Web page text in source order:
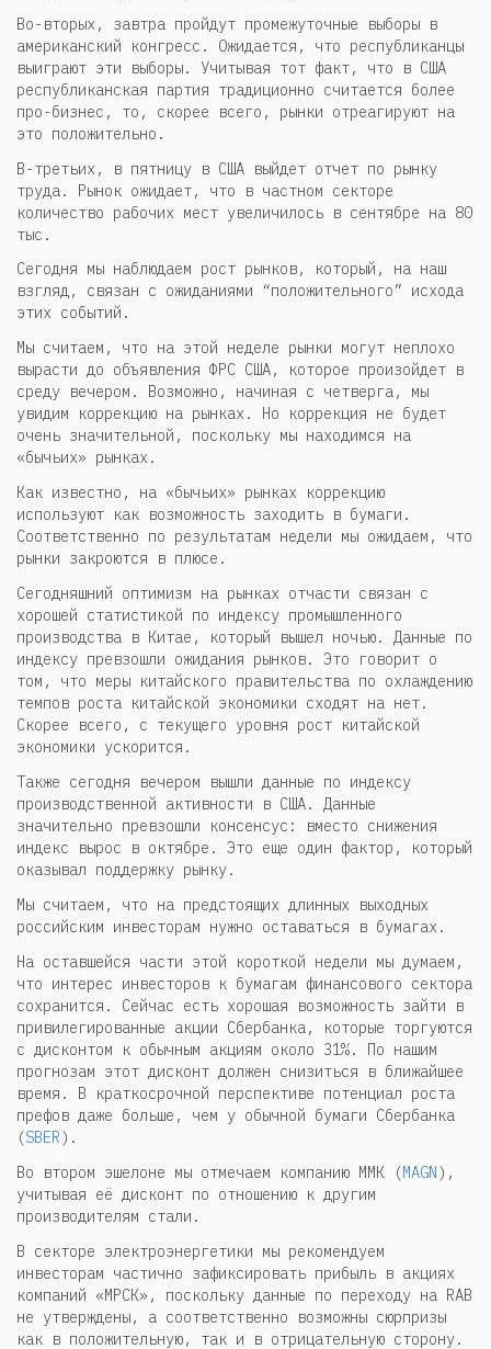
Во-вторых, завтра пройдут промежуточные выборы в
американский конгресс. Ожидается, что республиканцы
выиграют эти выборы. Учитывая тот факт, что в США
республиканская партия традиционно считается более
про-бизнес, то, скорее всего, рынки отреагируют на
это положительно.
В-третьих, в пятницу в США выйдет отчет по рынку
труда. Рынок ожидает, что в частном секторе
количество рабочих мест увеличилось в сентябре на 80
тыс.
Сегодня мы наблюдаем рост рынков, который, на наш
взгляд, связан с ожиданиями “положительного” исхода
этих событий.
Мы считаем, что на этой неделе рынки могут неплохо
вырасти до объявления ФРС США, которое произойдет в
среду вечером. Возможно, начиная с четверга, мы
увидим коррекцию на рынках. Но коррекция не будет
очень значительной, поскольку мы находимся на
«бычьих» рынках.
Как известно, на «бычьих» рынках коррекцию
используют как возможность заходить в бумаги.
Соответственно по результатам недели мы ожидаем, что
рынки закроются в плюсе.
Сегодняшний оптимизм на рынках отчасти связан с
хорошей статистикой по индексу промышленного
производства в Китае, который вышел ночью. Данные по
индексу превзошли ожидания рынков. Это говорит о
том, что меры китайского правительства по охлаждению
темпов роста китайской экономики сходят на нет.
Скорее всего, с текущего уровня рост китайской
экономики ускорится.
Также сегодня вечером вышли данные по индексу
производственной активности в США. Данные
значительно превзошли консенсус: вместо снижения
индекс вырос в октябре. Это еще один фактор, который
оказывал поддержку рынку.
Мы считаем, что на предстоящих длинных выходных
российским инвесторам нужно оставаться в бумагах.
На оставшейся части этой короткой недели мы думаем,
что интерес инвесторов к бумагам финансового сектора
сохранится. Сейчас есть хорошая возможность зайти в
привилегированные акции Сбербанка, которые торгуются
с дисконтом к обычным акциям около 31%. По нашим
прогнозам этот дисконт должен снизиться в ближайшее
время. В краткосрочной перспективе потенциал роста
префов даже больше, чем у обычной бумаги Сбербанка
(SBER).
Во втором эшелоне мы отмечаем компанию ММК (MAGN),
учитывая её дисконт по отношению к другим
производителям стали.
В секторе электроэнергетики мы рекомендуем
инвесторам частично зафиксировать прибыль в акциях
компаний «МРСК», поскольку данные по переходу на RAB
не утверждены, а соответственно возможны сюрпризы
как в положительную, так и в отрицательную сторону.